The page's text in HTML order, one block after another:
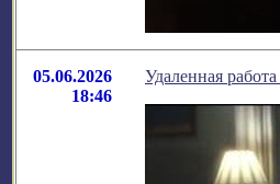
05.06.2026
18:46
Удаленная